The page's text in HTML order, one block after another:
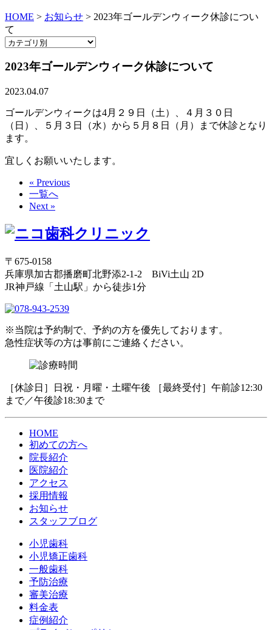
HOME > お知らせ > 2023年ゴールデンウィーク休診につい
て
2023年ゴールデンウィーク休診について
2023.04.07
ゴールデンウィークは4月２９日（土）、４月３０日
（日）、５月３日（水）から５月８日（月）まで休診となり
ます。
宜しくお願いいたします。
« Previous
一覧へ
Next »
〒675-0158
兵庫県加古郡播磨町北野添2-1-2 BiVi土山 2D
JR神戸線「土山駅」から徒歩1分
※当院は予約制で、予約の方を優先しております。
急性症状等の方は事前にご連絡ください。
［休診日］日祝・月曜・土曜午後 ［最終受付］午前診12:30
まで／午後診18:30まで
HOME
初めての方へ
院長紹介
医院紹介
アクセス
採用情報
お知らせ
スタッフブログ
小児歯科
小児矯正歯科
一般歯科
予防治療
審美治療
料金表
症例紹介